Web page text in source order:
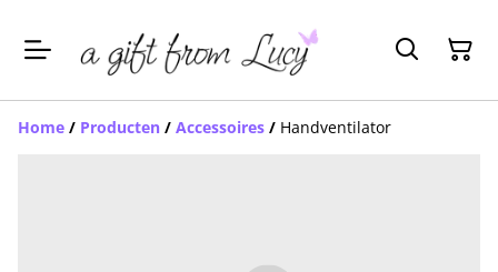
Home / Producten / Accessoires / Handventilator